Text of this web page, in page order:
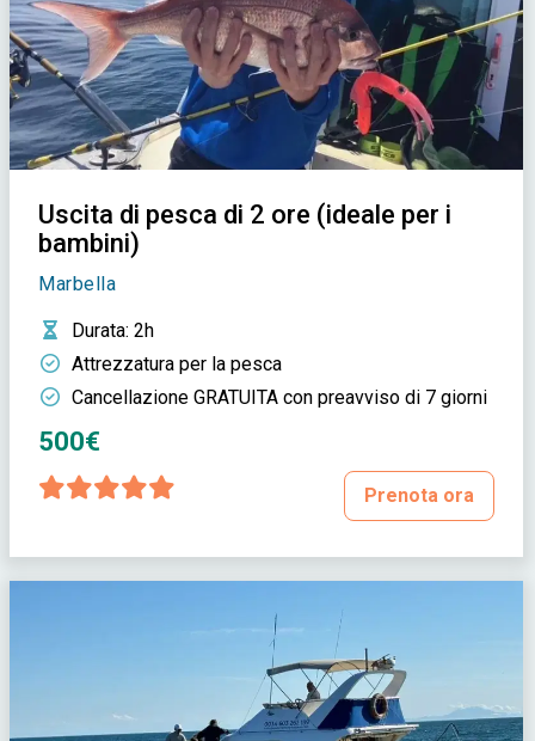
Uscita di pesca di 2 ore (ideale per i
bambini)
Marbella
Durata: 2h
Attrezzatura per la pesca
Cancellazione GRATUITA con preavviso di 7 giorni
500€
Prenota ora